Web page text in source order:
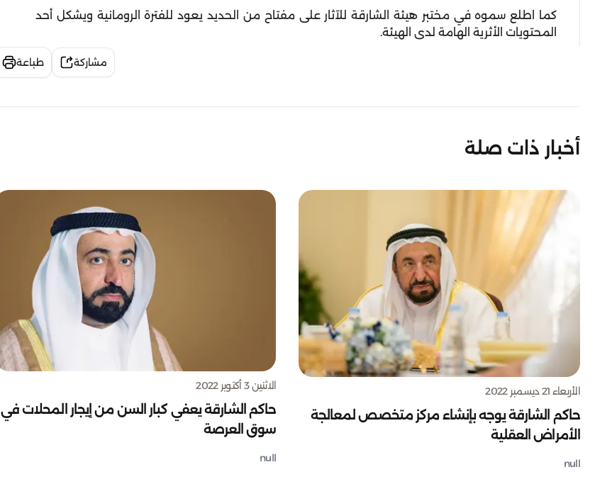
كما اطلع سموه في مختبر هيئة الشارقة للآثار على مفتاح من الحديد يعود للفترة الرومانية ويشكل أحد
المحتويات الأثرية الهامة لدى الهيئة.
مشاركة طباعة
أخبار ذات صلة
الأربعاء 21 ديسمبر 2022
حاكم الشارقة يوجه بإنشاء مركز متخصص لمعالجة
الأمراض العقلية
null
الاثنين 3 أكتوبر 2022
حاكم الشارقة يعفي كبار السن من إيجار المحلات في
سوق العرصة
null